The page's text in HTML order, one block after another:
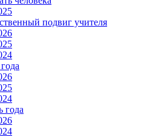
подвиг учителя
года